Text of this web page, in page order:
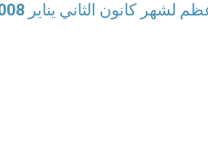
لشهر كانون الثاني يناير 2008